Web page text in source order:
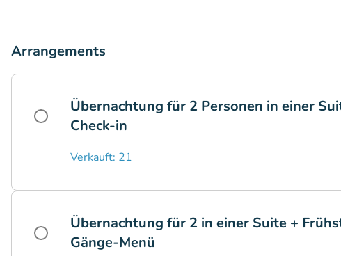
Arrangements
Übernachtung für 2 Personen in einer
Check-in
Verkauft: 21
Übernachtung für 2 in einer Suite +
Gänge-Menü